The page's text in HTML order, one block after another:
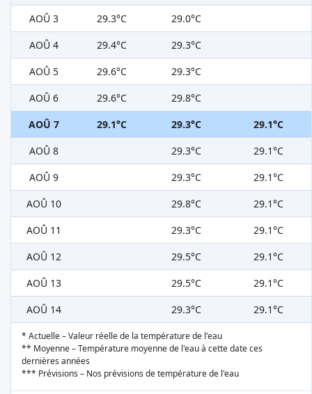
AOÛ 3
29.3°C
29.0°C
AOÛ 4
29.4°C
29.3°C
AOÛ 5
29.6°C
29.3°C
AOÛ 6
29.6°C
29.8°C
AOÛ 7
29.1°C 29.3°C
29.1°C
AOÛ 8
29.3°C
29.1°C
AOÛ 9
29.3°C
29.1°C
AOÛ 10
29.8°C
29.1°C
AOÛ 11
29.3°C
29.1°C
AOÛ 12
29.5°C
29.1°C
AOÛ 13
29.5°C
29.1°C
AOÛ 14
29.3°C 29.1°C
* Actuelle – Valeur réelle de la température de l'eau
** Moyenne – Température moyenne de l'eau à cette date ces
dernières années
*** Prévisions – Nos prévisions de température de l'eau